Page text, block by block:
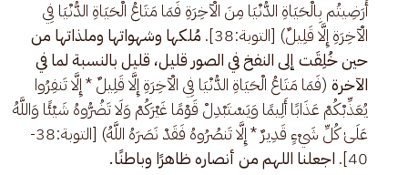
أَرَضِيتُم بِالْحَيَاةِ الدُّنْيَا مِنَ الْآخِرَةِ فَمَا مَتَاعُ الْحَيَاةِ الدُّنْيَا فِي
الْآخِرَةِ إِلَّا قَلِيلٌ) [التوبة:38].
مُلكها وشهواتها وملذاتها من
حين خُلِقَت إلى النفخ في الصور قليل، قليل بالنسبة لما في
الآخرة (فَمَا مَتَاعُ الْحَيَاةِ الدُّنْيَا فِي الْآخِرَةِ إِلَّا قَلِيلٌ * إِلَّا تَنفِرُوا
يُعَذِّبْكُمْ عَذَابًا أَلِيمًا وَيَسْتَبْدِلْ قَوْمًا غَيْرَكُمْ وَلَا تَضُرُّوهُ شَيْئًا وَاللَّهُ
عَلَىٰ كُلِّ شَيْءٍ قَدِيرٌ * إِلَّا تَنصُرُوهُ فَقَدْ نَصَرَهُ اللَّهُ) [التوبة:38-
40].
اجعلنا اللهم من أنصاره ظاهرًا وباطنًا.